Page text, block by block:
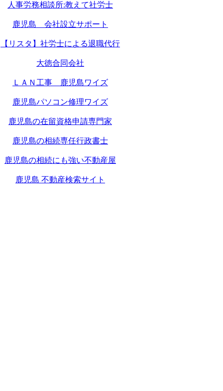
人事労務相談所:教えて社労士
鹿児島 会社設立サポート
【リスタ】社労士による退職代行
大徳合同会社
ＬＡＮ工事 鹿児島ワイズ
鹿児島パソコン修理ワイズ
鹿児島の在留資格申請専門家
鹿児島の相続専任行政書士
鹿児島の相続にも強い不動産屋
鹿児島 不動産検索サイト